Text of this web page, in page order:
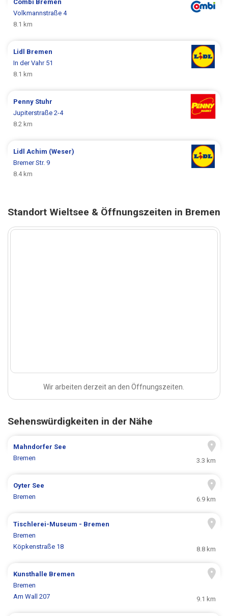
Combi Bremen
Volkmannstraße 4
8.1 km
Lidl Bremen
In der Vahr 51
8.1 km
Penny Stuhr
Jupiterstraße 2-4
8.2 km
Lidl Achim (Weser)
Bremer Str. 9
8.4 km
Standort Wieltsee & Öffnungszeiten in Bremen
Wir arbeiten derzeit an den Öffnungszeiten.
Sehenswürdigkeiten in der Nähe
Mahndorfer See
Bremen
3.3 km
Oyter See
Bremen
6.9 km
Tischlerei-Museum - Bremen
Bremen
Köpkenstraße 18
8.8 km
Kunsthalle Bremen
Bremen
Am Wall 207
9.1 km